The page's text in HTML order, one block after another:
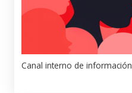
Canal interno de información